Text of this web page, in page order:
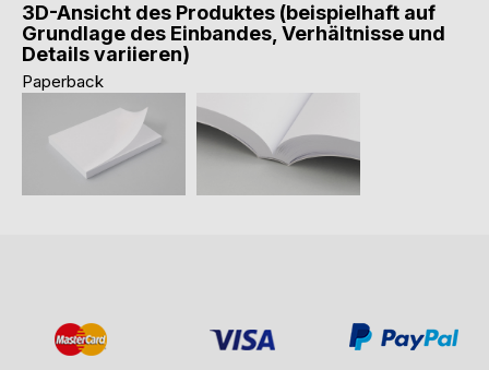
3D-Ansicht des Produktes (beispielhaft auf
Grundlage des Einbandes, Verhältnisse und
Details variieren)
Paperback